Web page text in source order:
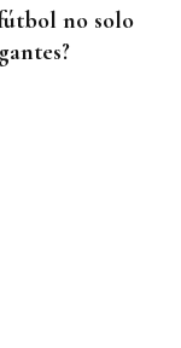
no solo